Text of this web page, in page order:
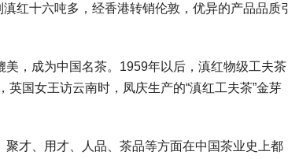
红十六吨多，经香港转销伦敦，优异的产品品质引
，成为中国名茶。1959年以后，滇红物级工夫茶
国女王访云南时，凤庆生产的“滇红工夫茶”金芽
才、用才、人品、茶品等方面在中国茶业史上都